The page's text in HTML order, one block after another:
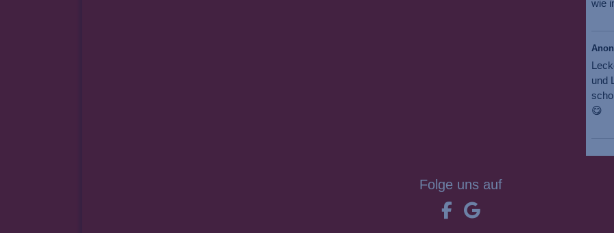
wie
und
😋
Folge uns auf